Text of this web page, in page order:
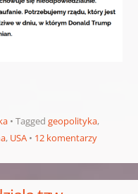
Tagged geopolityka,
, USA 12 komentarzy